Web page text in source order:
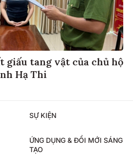
giấu tang vật của chủ hộ
Hạ Thi
SỰ KIỆN
ỨNG DỤNG & ĐỔI MỚI SÁNG
TẠO